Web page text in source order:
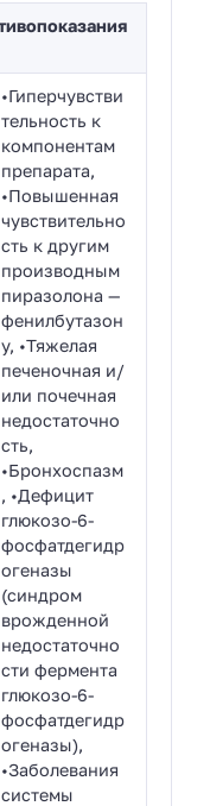
•Гиперчувстви
тельность к
компонентам
препарата,
•Повышенная
чувствительно
сть к другим
производным
пиразолона —
фенилбутазон
у, •Тяжелая
печеночная и/
или почечная
недостаточно
сть,
•Бронхоспазм
, •Дефицит
глюкозо-6-
фосфатдегидр
огеназы
(синдром
врожденной
недостаточно
сти фермента
глюкозо-6-
фосфатдегидр
огеназы),
•Заболевания
системы